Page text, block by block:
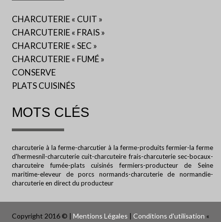
CHARCUTERIE « CUIT »
CHARCUTERIE « FRAIS »
CHARCUTERIE « SEC »
CHARCUTERIE « FUMÉ »
CONSERVE
PLATS CUISINÉS
MOTS CLÉS
charcuterie à la ferme-charcutier à la ferme-produits fermier-la ferme
d'hermesnil-charcuterie cuit-charcuteire frais-charcuterie sec-bocaux-
charcuteire fumée-plats cuisinés fermiers-producteur de Seine
maritime-eleveur de porcs normands-charcuterie de normandie-
charcuterie en direct du producteur
Copyright 2016 © | Mentions Légales | Conditions d'utilisation «